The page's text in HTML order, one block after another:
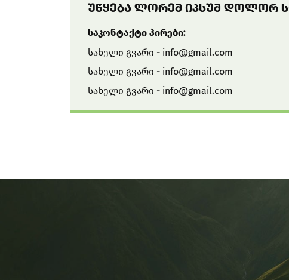
ᲣᲬᲧᲔᲑᲐ ᲚᲝᲠᲔᲛ ᲘᲞᲡᲣᲛ ᲓᲝᲚᲝᲠ
საკონტაქტი პირები:
სახელი გვარი - info@gmail.com
სახელი გვარი - info@gmail.com
სახელი გვარი - info@gmail.com